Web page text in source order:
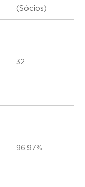
(Sócios)
32
96,97%